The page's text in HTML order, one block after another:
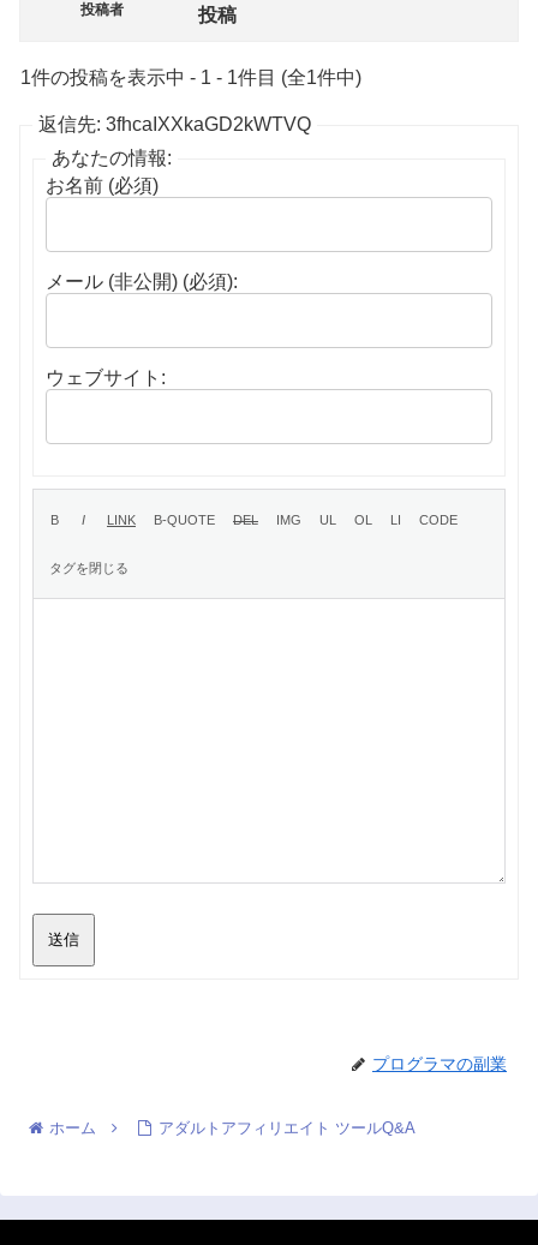
投稿者 投稿
1件の投稿を表示中 - 1 - 1件目 (全1件中)
返信先: 3fhcaIXXkaGD2kWTVQ
あなたの情報:
お名前 (必須)
メール (非公開) (必須):
ウェブサイト:
送信
プログラマの副業
ホーム アダルトアフィリエイト ツールQ&A